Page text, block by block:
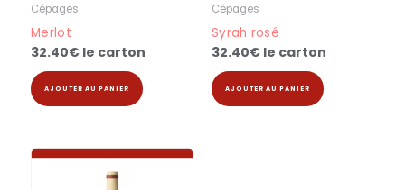
Cépages
Merlot
32.40€ le carton
AJOUTER AU PANIER
Cépages
Syrah rosé
32.40€ le carton
AJOUTER AU PANIER